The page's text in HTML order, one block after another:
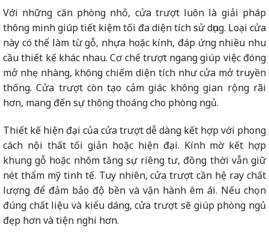
Với những căn phòng nhỏ, cửa trượt luôn là giải pháp
thông minh giúp tiết kiệm tối đa diện tích sử dụng. Loại cửa
này có thể làm từ gỗ, nhựa hoặc kính, đáp ứng nhiều nhu
cầu thiết kế khác nhau. Cơ chế trượt ngang giúp việc đóng
mở nhẹ nhàng, không chiếm diện tích như cửa mở truyền
thống. Cửa trượt còn tạo cảm giác không gian rộng rãi
hơn, mang đến sự thông thoáng cho phòng ngủ.
Thiết kế hiện đại của cửa trượt dễ dàng kết hợp với phong
cách nội thất tối giản hoặc hiện đại. Kính mờ kết hợp
khung gỗ hoặc nhôm tăng sự riêng tư, đồng thời vẫn giữ
nét thẩm mỹ tinh tế. Tuy nhiên, cửa trượt cần hệ ray chất
lượng để đảm bảo độ bền và vận hành êm ái. Nếu chọn
đúng chất liệu và kiểu dáng, cửa trượt sẽ giúp phòng ngủ
đẹp hơn và tiện nghi hơn.